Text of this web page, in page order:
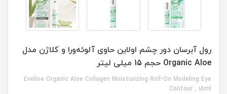
رول آبرسان دور چشم اولاین حاوی آلوئه‌ورا و کلاژن مدل
Organic Aloe حجم 15 میلی لیتر
Eveline Organic Aloe Collagen Moisturizing Roll-On Modeling Eye
Contour , 15ml